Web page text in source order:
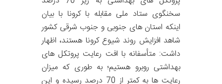
سخنگوی ستاد ملی مقابله با کرونا با بیان
اینکه استان های جنوبی و جنوب شرقی کشور
شاهد افزایش روند شیوع کرونا هستند، اظهار
داشت: متأسفانه با افت رعایت پروتکل های
بهداشتی روبرو هستیم؛ به طوری که میزان
رعایت ها به کمتر از 70 درصد رسیده و این